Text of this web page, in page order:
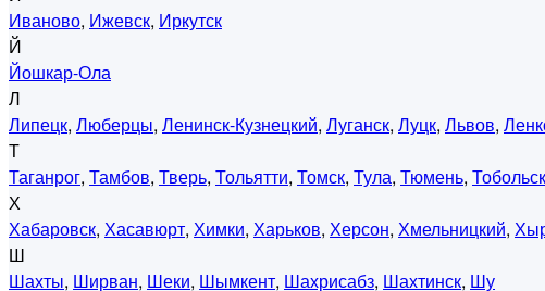
Иваново, Ижевск, Иркутск
Й
Йошкар-Ола
Л
Липецк, Люберцы, Ленинск-Кузнецкий, Луганск, Луцк, Львов,
Т
Таганрог, Тамбов, Тверь, Тольятти, Томск, Тула, Тюмень, Тобольск
Х
Хабаровск, Хасавюрт, Химки, Харьков, Херсон, Хмельницкий,
Ш
Шахты, Ширван, Шеки, Шымкент, Шахрисабз, Шахтинск, Шу